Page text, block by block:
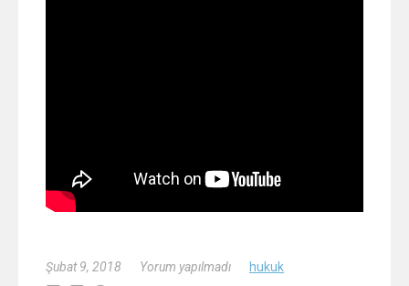
Şubat 9, 2018 Yorum yapılmadı hukuk